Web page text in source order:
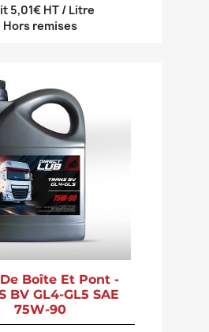
5,01€ HT / Litre
Hors remises
Boîte Et Pont -
BV GL4-GL5 SAE
75W-90